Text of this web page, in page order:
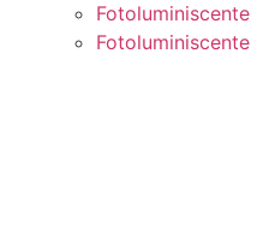
Fotoluminiscente
Fotoluminiscente